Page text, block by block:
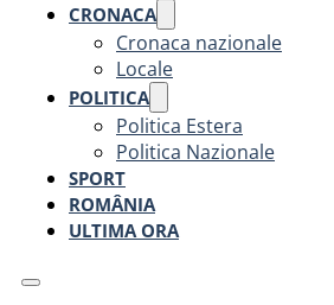
CRONACA
Cronaca nazionale
Locale
POLITICA
Politica Estera
Politica Nazionale
SPORT
ROMÂNIA
ULTIMA ORA